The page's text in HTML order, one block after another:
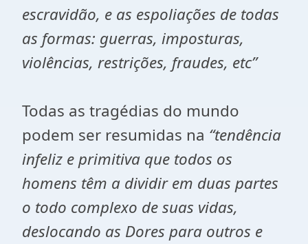
escravidão, e as espoliações de todas
as formas: guerras, imposturas,
violências, restrições, fraudes, etc”
Todas as tragédias do mundo
podem ser resumidas na “tendência
infeliz e primitiva que todos os
homens têm a dividir em duas partes
o todo complexo de suas vidas,
deslocando as Dores para outros e